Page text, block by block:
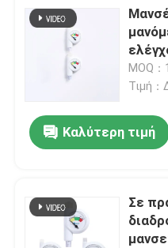
MOQ
Τιμή：
Καλύτερη τιμή
Σε